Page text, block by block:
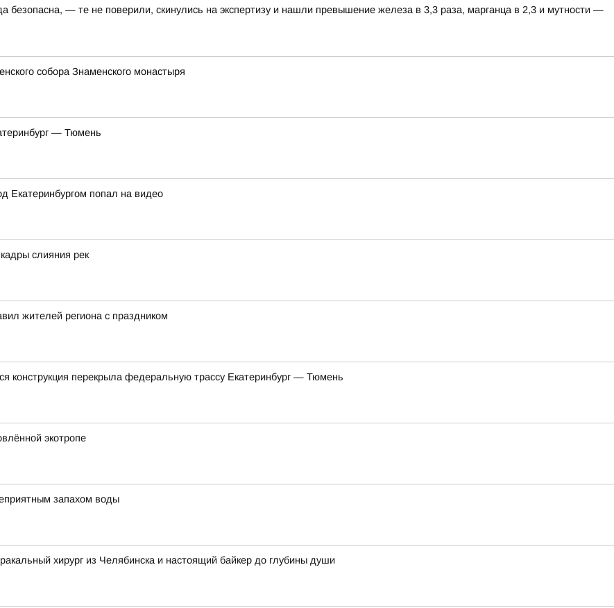
безопасна, — те не поверили, скинулись на экспертизу и нашли превышение железа в 3,3 раза, марганца в 2,3 и мутности —
собора Знаменского монастыря
— Тюмень
Екатеринбургом попал на видео
слияния рек
жителей региона с праздником
конструкция перекрыла федеральную трассу Екатеринбург — Тюмень
экотропе
запахом воды
хирург из Челябинска и настоящий байкер до глубины души